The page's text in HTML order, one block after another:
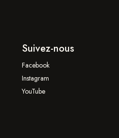
Suivez-nous
Facebook
Instagram
YouTube